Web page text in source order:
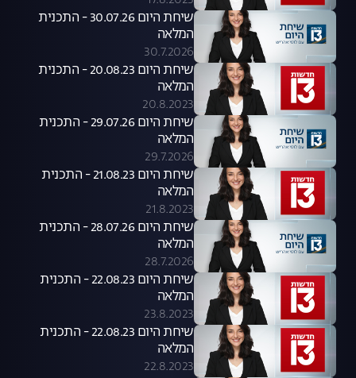
שיחת היום 30.07.26 - התכנית
המלאה
30.7.2026
שיחת היום 20.08.23 - התכנית
המלאה
20.8.2023
שיחת היום 29.07.26 - התכנית
המלאה
29.7.2026
שיחת היום 21.08.23 - התכנית
המלאה
21.8.2023
שיחת היום 28.07.26 - התכנית
המלאה
28.7.2026
שיחת היום 22.08.23 - התכנית
המלאה
23.8.2023
שיחת היום 22.08.23 - התכנית
המלאה
22.8.2023